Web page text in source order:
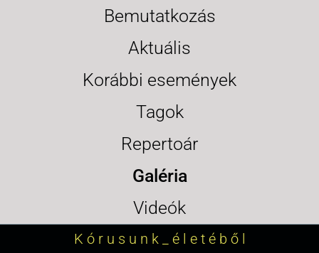
Bemutatkozás
Aktuális
Korábbi események
Tagok
Repertoár
Galéria
Videók
K ó r u s u n k _ é l e t é b ő l